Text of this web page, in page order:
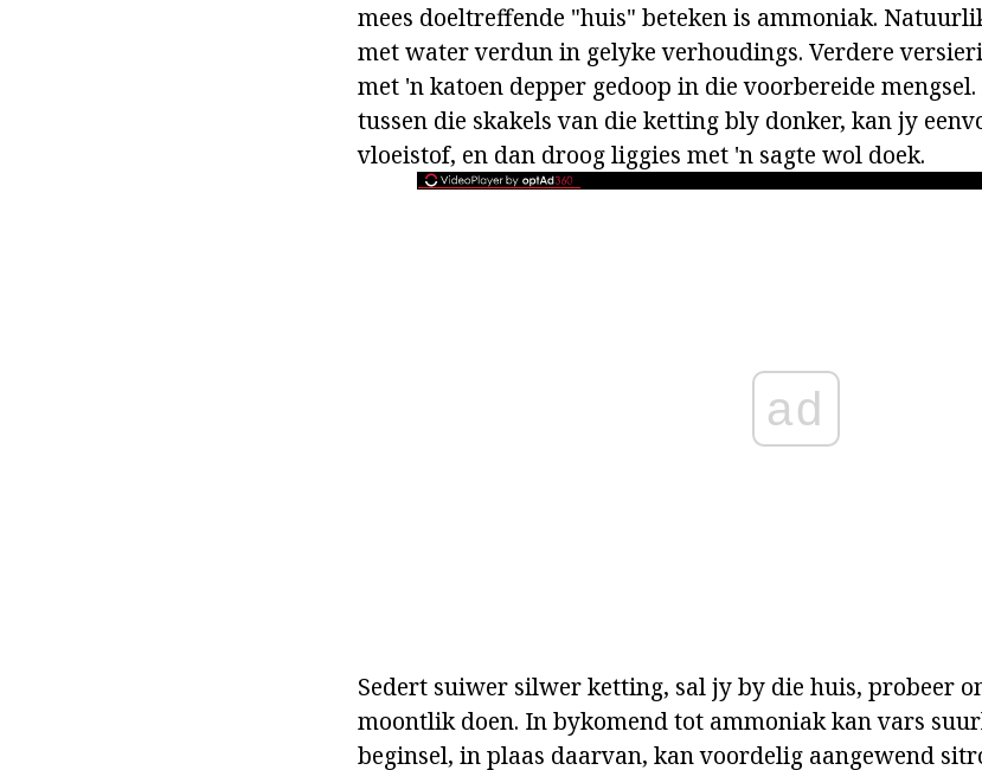
mees doeltreffende "huis" beteken is ammoniak.
met water verdun in gelyke verhoudings. Verdere
met 'n katoen depper gedoop in die voorbereide
tussen die skakels van die ketting bly donker, kan jy
vloeistof, en dan droog liggies met 'n sagte wol doek.
ad
Sedert suiwer silwer ketting, sal jy by die huis, probeer
moontlik doen. In bykomend tot ammoniak kan vars
beginsel, in plaas daarvan, kan voordelig aangewend